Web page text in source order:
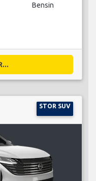
Bensin
STOR SUV